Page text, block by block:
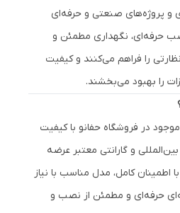
و پروژه‌های صنعتی و حرفه‌ای
حرفه‌ای، نگهداری مطمئن و
را فراهم می‌کنند و کیفیت
را بهبود می‌بخشند.
در فروشگاه حفانو با کیفیت
و گارانتی معتبر عرضه
اطمینان کامل، مدل مناسب با نیاز
حرفه‌ای و مطمئن از نصب و